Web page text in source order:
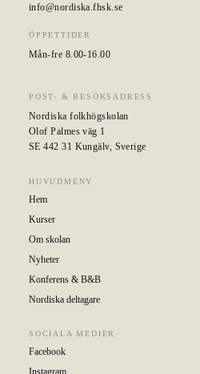
info@nordiska.fhsk.se
ÖPPETTIDER
Mån-fre 8.00-16.00
POST- & BESÖKSADRESS
Nordiska folkhögskolan
Olof Palmes väg 1
SE 442 31 Kungälv, Sverige
HUVUDMENY
Hem
Kurser
Om skolan
Nyheter
Konferens & B&B
Nordiska deltagare
SOCIALA MEDIER
Facebook